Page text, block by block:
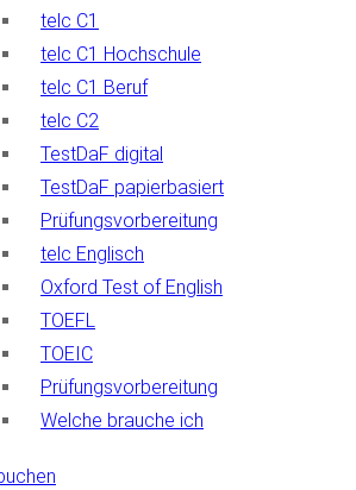
telc C1
telc C1 Hochschule
telc C1 Beruf
telc C2
TestDaF digital
TestDaF papierbasiert
Prüfungsvorbereitung
telc Englisch
Oxford Test of English
TOEFL
TOEIC
Prüfungsvorbereitung
Welche brauche ich